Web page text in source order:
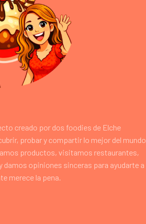
creado por dos foodies de Elche
probar y compartir lo mejor del mundo
productos, visitamos restaurantes,
damos opiniones sinceras para ayudarte a
merece la pena.